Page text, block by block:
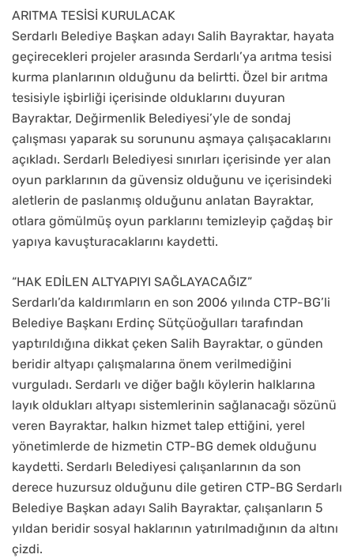
ARITMA TESİSİ KURULACAK
Serdarlı Belediye Başkan adayı Salih Bayraktar, hayata
geçirecekleri projeler arasında Serdarlı’ya arıtma tesisi
kurma planlarının olduğunu da belirtti. Özel bir arıtma
tesisiyle işbirliği içerisinde olduklarını duyuran
Bayraktar, Değirmenlik Belediyesi’yle de sondaj
çalışması yaparak su sorununu aşmaya çalışacaklarını
açıkladı. Serdarlı Belediyesi sınırları içerisinde yer alan
oyun parklarının da güvensiz olduğunu ve içerisindeki
aletlerin de paslanmış olduğunu anlatan Bayraktar,
otlara gömülmüş oyun parklarını temizleyip çağdaş bir
yapıya kavuşturacaklarını kaydetti.
“HAK EDİLEN ALTYAPIYI SAĞLAYACAĞIZ”
Serdarlı’da kaldırımların en son 2006 yılında CTP-BG’li
Belediye Başkanı Erdinç Sütçüoğulları tarafından
yaptırıldığına dikkat çeken Salih Bayraktar, o günden
beridir altyapı çalışmalarına önem verilmediğini
vurguladı. Serdarlı ve diğer bağlı köylerin halklarına
layık oldukları altyapı sistemlerinin sağlanacağı sözünü
veren Bayraktar, halkın hizmet talep ettiğini, yerel
yönetimlerde de hizmetin CTP-BG demek olduğunu
kaydetti. Serdarlı Belediyesi çalışanlarının da son
derece huzursuz olduğunu dile getiren CTP-BG Serdarlı
Belediye Başkan adayı Salih Bayraktar, çalışanların 5
yıldan beridir sosyal haklarının yatırılmadığının da altını
çizdi.